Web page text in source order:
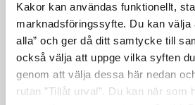
Kakor kan användas funktionellt,
marknadsföringssyfte. Du kan välja
alla” och ger då ditt samtycke till
också välja att uppge vilka syften
genom att välja dessa här nedan
rutan ”Tillåt urval”. Du kan när som
om symtomen vara mer
Undvik trängsel och håll
meter gäller både
inomhus.